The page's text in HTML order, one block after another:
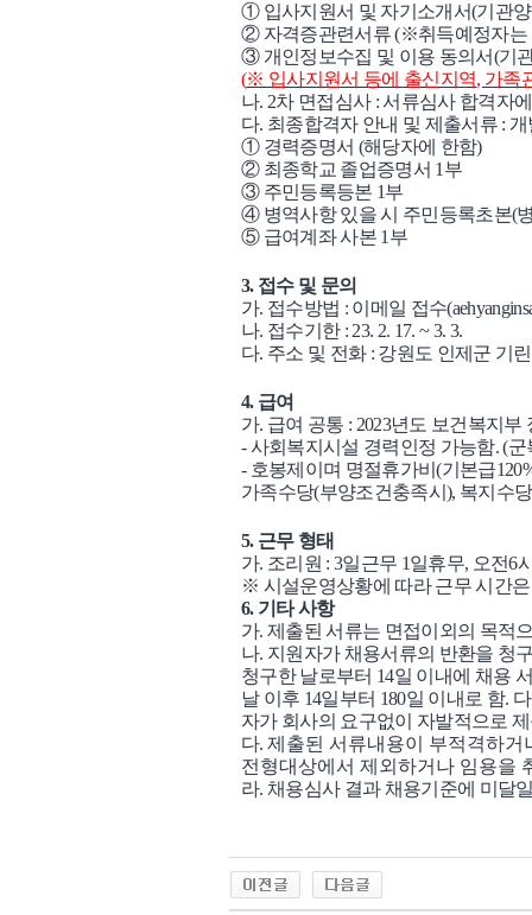
① 입사지원서 및 자기소개서(기관
② 자격증관련서류(※취득예정자는
③ 개인정보수집 및 이용 동의서(기
(※ 입사지원서 등에 출신지역, 가족
나. 2차 면접심사 :서류심사 합격자
다. 최종합격자 안내 및 제출서류 : 개
① 경력증명서 (해당자에 한함)
② 최종학교 졸업증명서 1 부
③ 주민등록등본 1부
④ 병역사항 있을 시 주민등록초본(
⑤ 급여계좌 사본 1 부
3. 접수 및 문의
가. 접수방법 : 이메일 접수
나. 접수기한 : 23. 2. 17. ~ 3. 3.
다. 주소 및 전화 : 강원도 인제군 기
4. 급여
가. 급여 공통 : 2023년도 보건복지부
-사회복지시설 경력인정 가능함. (군
- 호봉제이며 명절휴가비(기본급
가족수당(부양조건충족시), 복지수
5. 근무 형태
가. 조리원 : 3일근무 1일휴무, 오전6
※ 시설운영상황에 따라 근무 시간
6. 기타 사항
가.제출된 서류는 면접이외의 목적
나. 지원자가 채용서류의 반환을 청
청구한 날로부터 14일 이내에 채용
날 이후 14일부터 180일 이내로 함.
자가 회사의 요구없이 자발적으로
다.제출된 서류내용이 부적격하
전형대상에서 제외하거나 임용을
라. 채용심사 결과 채용기준에 미달